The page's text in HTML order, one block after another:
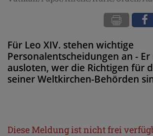
Für Leo XIV. stehen wichtige
Personalentscheidungen an - Er
ausloten, wer die Richtigen für
seiner Weltkirchen-Behörden
Diese Meldung ist nicht frei